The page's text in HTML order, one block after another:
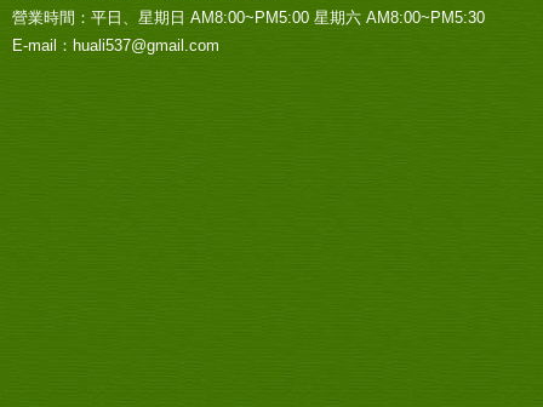
營業時間：平日、星期日 AM8:00~PM5:00 星期六 AM8:00~PM5:30
E-mail：huali537@gmail.com